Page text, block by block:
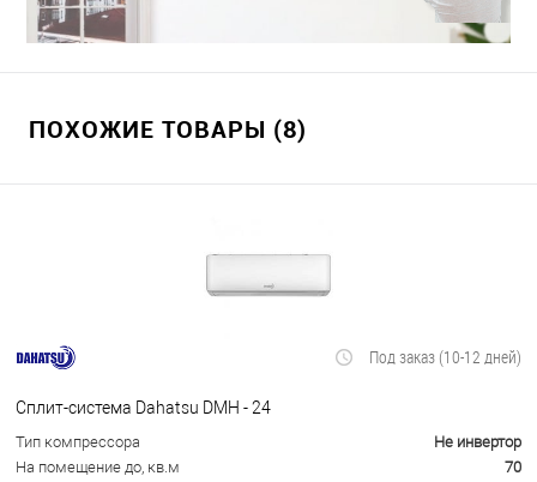
ПОХОЖИЕ ТОВАРЫ (8)
Под заказ (10-12 дней)
Сплит-система Dahatsu DMH - 24
Тип компрессора
Не инвертор
На помещение до, кв.м
70